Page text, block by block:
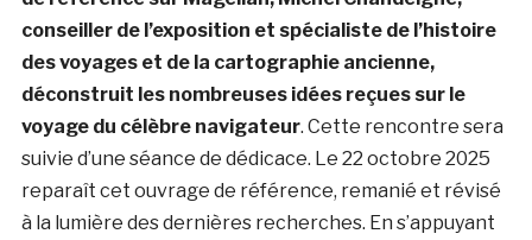
conseiller de l’exposition et spécialiste de l’histoire
des voyages et de la cartographie ancienne,
déconstruit les nombreuses idées reçues sur le
voyage du célèbre navigateur. Cette rencontre sera
suivie d’une séance de dédicace. Le 22 octobre 2025
reparaît cet ouvrage de référence, remanié et révisé
à la lumière des dernières recherches. En s’appuyant